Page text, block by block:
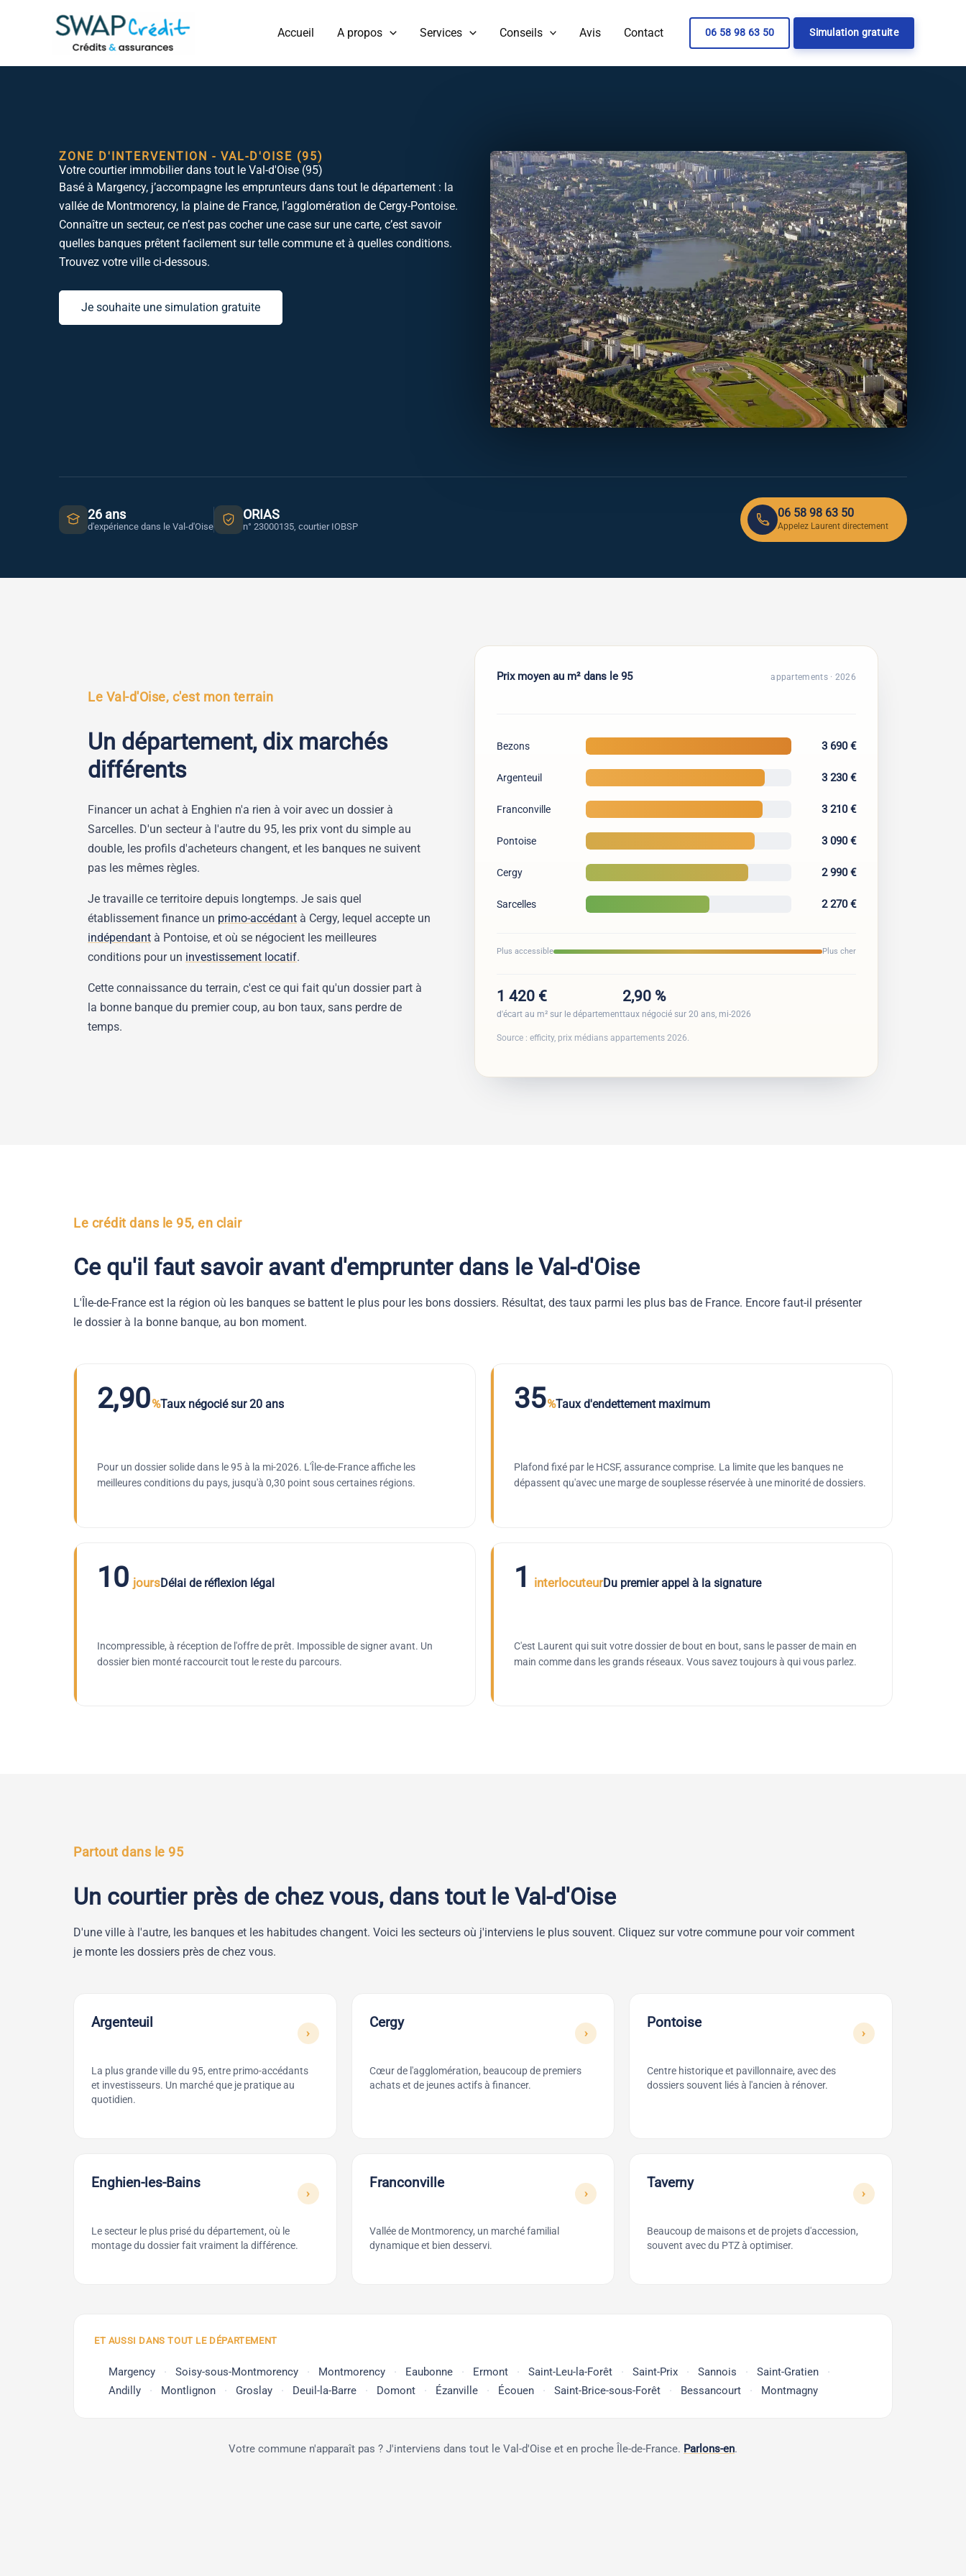
Accueil A propos Services Conseils Avis Contact 06 58 98 63 50 Simulation gratuite
ZONE D'INTERVENTION - VAL-D'OISE (95)
Votre courtier immobilier dans tout le Val-d'Oise (95)
Basé à Margency, j’accompagne les emprunteurs dans tout le département : la
vallée de Montmorency, la plaine de France, l’agglomération de Cergy-Pontoise.
Connaître un secteur, ce n’est pas cocher une case sur une carte, c’est savoir
quelles banques prêtent facilement sur telle commune et à quelles conditions.
Trouvez votre ville ci-dessous.
Je souhaite une simulation gratuite
26 ans
d'expérience dans le Val-d'Oise
ORIAS
n° 23000135, courtier IOBSP
06 58 98 63 50
Appelez Laurent directement
Le Val-d'Oise, c'est mon terrain
Un département, dix marchés
différents
Financer un achat à Enghien n'a rien à voir avec un dossier à
Sarcelles. D'un secteur à l'autre du 95, les prix vont du simple au
double, les profils d'acheteurs changent, et les banques ne suivent
pas les mêmes règles.
Je travaille ce territoire depuis longtemps. Je sais quel
établissement finance un primo-accédant à Cergy, lequel accepte un
indépendant à Pontoise, et où se négocient les meilleures
conditions pour un investissement locatif.
Cette connaissance du terrain, c'est ce qui fait qu'un dossier part à
la bonne banque du premier coup, au bon taux, sans perdre de
temps.
Prix moyen au m² dans le 95 appartements · 2026
Bezons 3 690 €
Argenteuil 3 230 €
Franconville 3 210 €
Pontoise 3 090 €
Cergy 2 990 €
Sarcelles 2 270 €
Plus accessible Plus cher
1 420 €
d'écart au m² sur le département
2,90 %
taux négocié sur 20 ans, mi-2026
Source : efficity, prix médians appartements 2026.
Le crédit dans le 95, en clair
Ce qu'il faut savoir avant d'emprunter dans le Val-d'Oise
L'Île-de-France est la région où les banques se battent le plus pour les bons dossiers. Résultat, des taux parmi les plus bas de France. Encore faut-il présenter
le dossier à la bonne banque, au bon moment.
2,90%Taux négocié sur 20 ans
Pour un dossier solide dans le 95 à la mi-2026. L'Île-de-France affiche les
meilleures conditions du pays, jusqu'à 0,30 point sous certaines régions.
35%Taux d'endettement maximum
Plafond fixé par le HCSF, assurance comprise. La limite que les banques ne
dépassent qu'avec une marge de souplesse réservée à une minorité de dossiers.
10 joursDélai de réflexion légal
Incompressible, à réception de l'offre de prêt. Impossible de signer avant. Un
dossier bien monté raccourcit tout le reste du parcours.
1 interlocuteurDu premier appel à la signature
C'est Laurent qui suit votre dossier de bout en bout, sans le passer de main en
main comme dans les grands réseaux. Vous savez toujours à qui vous parlez.
Partout dans le 95
Un courtier près de chez vous, dans tout le Val-d'Oise
D'une ville à l'autre, les banques et les habitudes changent. Voici les secteurs où j'interviens le plus souvent. Cliquez sur votre commune pour voir comment
je monte les dossiers près de chez vous.
Argenteuil
›
La plus grande ville du 95, entre primo-accédants
et investisseurs. Un marché que je pratique au
quotidien.
Cergy
›
Cœur de l'agglomération, beaucoup de premiers
achats et de jeunes actifs à financer.
Pontoise
›
Centre historique et pavillonnaire, avec des
dossiers souvent liés à l'ancien à rénover.
Enghien-les-Bains
›
Le secteur le plus prisé du département, où le
montage du dossier fait vraiment la différence.
Franconville
›
Vallée de Montmorency, un marché familial
dynamique et bien desservi.
Taverny
›
Beaucoup de maisons et de projets d'accession,
souvent avec du PTZ à optimiser.
ET AUSSI DANS TOUT LE DÉPARTEMENT
Margency Soisy-sous-Montmorency Montmorency Eaubonne Ermont Saint-Leu-la-Forêt Saint-Prix Sannois
Saint-Gratien
Andilly
Montlignon Groslay Deuil-la-Barre Domont Ézanville Écouen Saint-Brice-sous-Forêt Bessancourt Montmagny
Votre commune n'apparaît pas ? J'interviens dans tout le Val-d'Oise et en proche Île-de-France. Parlons-en.